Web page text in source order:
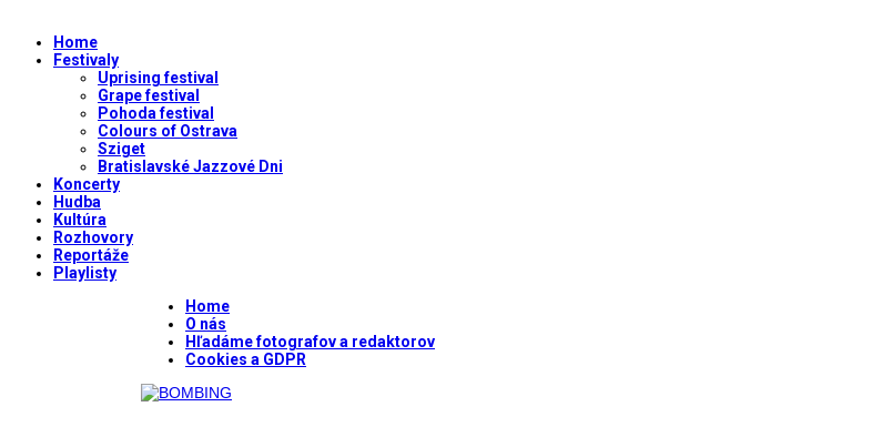
Home
Festivaly
Uprising festival
Grape festival
Pohoda festival
Colours of Ostrava
Sziget
Bratislavské Jazzové Dni
Koncerty
Hudba
Kultúra
Rozhovory
Reportáže
Playlisty
Home
O nás
Hľadáme fotografov a redaktorov
Cookies a GDPR